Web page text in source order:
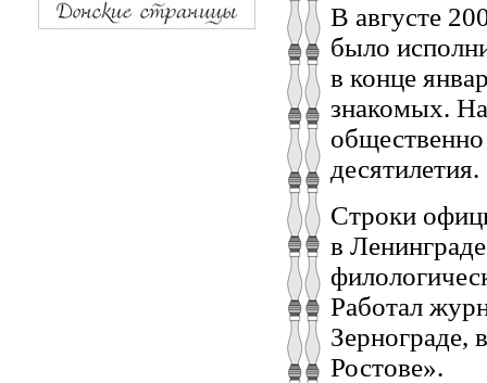
В августе
было
в конце
знакомых.
десятилетия.
Строки
в
Работал
Зернограде,
Ростове».